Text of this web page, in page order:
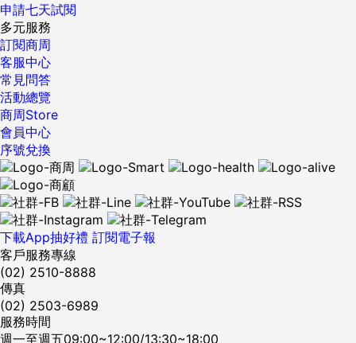
申請七天試閱
多元服務
訂閱商周
客服中心
常見問答
活動總覽
商周Store
會員中心
序號兌換
下載App抽好禮 訂閱電子報
客戶服務專線
(02) 2510-8888
傳真
(02) 2503-6989
服務時間
週一至週五09:00~12:00/13:30~18:00